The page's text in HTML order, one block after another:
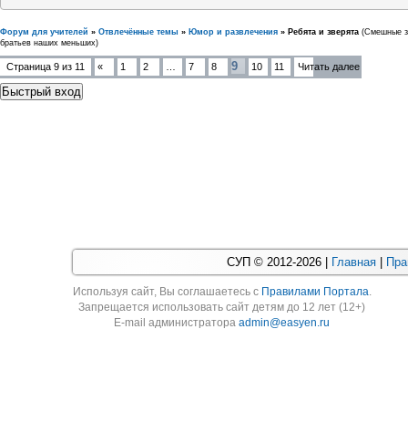
Форум для учителей » Отвлечённые темы » Юмор и развлечения » Ребята и зверята (Смешные
братьев наших меньших)
Страница 9 из 11 « 1 2 7 8 9 10 11 Читать далее
СУП © 2012-2026 | Главная
Используя cайт, Вы соглашаетесь с Правилами Портала.
Запрещается использовать сайт детям до 12 лет (12+)
E-mail администратораadmin@easyen.ru